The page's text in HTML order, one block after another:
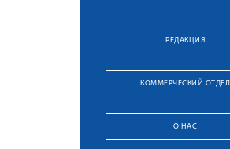
РЕДАКЦИЯ
КОММЕРЧЕСКИЙ ОТДЕЛ
О НАС